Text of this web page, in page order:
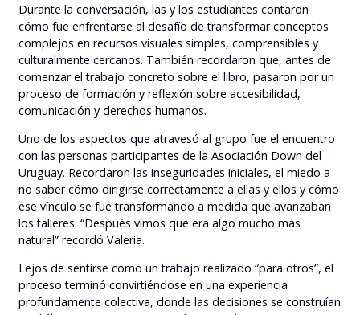
Durante la conversación, las y los estudiantes contaron
cómo fue enfrentarse al desafío de transformar conceptos
complejos en recursos visuales simples, comprensibles y
culturalmente cercanos. También recordaron que, antes de
comenzar el trabajo concreto sobre el libro, pasaron por un
proceso de formación y reflexión sobre accesibilidad,
comunicación y derechos humanos.
Uno de los aspectos que atravesó al grupo fue el encuentro
con las personas participantes de la Asociación Down del
Uruguay. Recordaron las inseguridades iniciales, el miedo a
no saber cómo dirigirse correctamente a ellas y ellos y cómo
ese vínculo se fue transformando a medida que avanzaban
los talleres. “Después vimos que era algo mucho más
natural” recordó Valeria.
Lejos de sentirse como un trabajo realizado “para otros”, el
proceso terminó convirtiéndose en una experiencia
profundamente colectiva, donde las decisiones se construían